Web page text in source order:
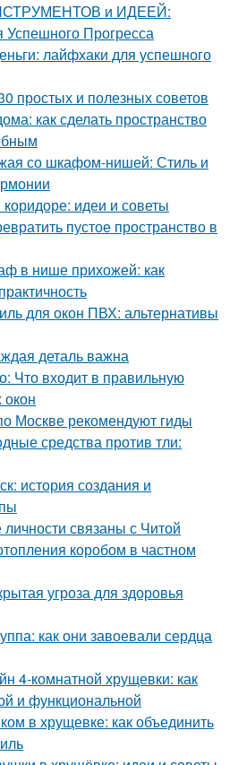
и ИДЕЕЙ:
Прогресса
лайфхаки для успешного
простых и полезных советов
как сделать пространство
со шкафом-нишей: Стиль и
идеи и советы
пустое пространство в
в нише прихожей: как
для окон ПВХ: альтернативы
деталь важна
Что входит в правильную
окон
Москве рекомендуют гиды
средства против тли:
история создания и
личности связаны с Читой
коробом в частном
угроза для здоровья
как они завоевали сердца
4-комнатной хрущевки: как
и функциональной
в хрущевке: как объединить